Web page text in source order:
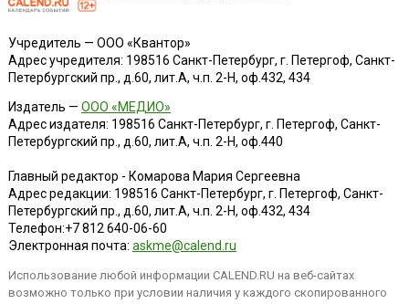
Учредитель — ООО «Квантор»
Адрес учредителя: 198516 Санкт-Петербург, г. Петергоф, Санкт-
Петербургский пр., д.60, лит.А, ч.п. 2-Н, оф.432, 434
Издатель — ООО «МЕДИО»
Адрес издателя: 198516 Санкт-Петербург, г. Петергоф, Санкт-
Петербургский пр., д.60, лит.А, ч.п. 2-Н, оф.440
Главный редактор - Комарова Мария Сергеевна
Адрес редакции: 198516 Санкт-Петербург, г. Петергоф, Санкт-
Петербургский пр., д.60, лит.А, ч.п. 2-Н, оф.432, 434
Телефон:+7 812 640-06-60
Электронная почта: askme@calend.ru
Использование любой информации CALEND.RU на веб-сайтах
возможно только при условии наличия у каждого скопированного